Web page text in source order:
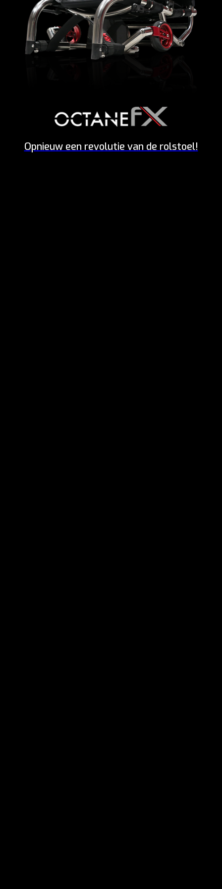
Opnieuw een revolutie van de rolstoel!